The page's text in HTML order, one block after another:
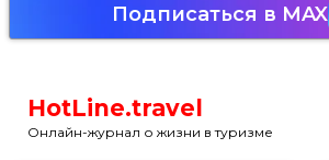
Подписаться в MAX
HotLine.travel
Онлайн-журнал о жизни в туризме